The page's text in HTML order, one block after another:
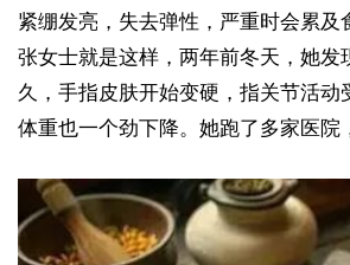
紧绷发亮，失去弹性，严重时会累
张女士就是这样，两年前冬天，她
久，手指皮肤开始变硬，指关节活
体重也一个劲下降。她跑了多家医